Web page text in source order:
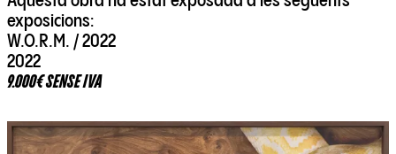
exposicions:
W.O.R.M. / 2022
2022
9.000€ SENSE IVA